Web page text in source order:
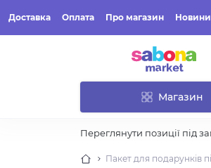
Доставка Оплата Про магазин Новини
Магазин
Переглянути позиції під
Пакет для подарунків